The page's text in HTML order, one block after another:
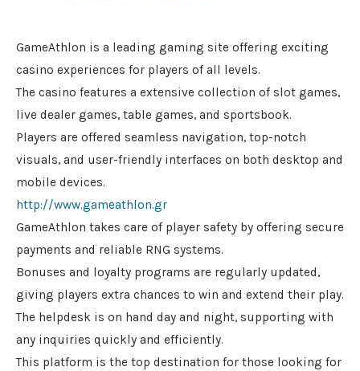
GameAthlon is a leading gaming site offering exciting
casino experiences for players of all levels.
The casino features a extensive collection of slot games,
live dealer games, table games, and sportsbook.
Players are offered seamless navigation, top-notch
visuals, and user-friendly interfaces on both desktop and
mobile devices.
http://www.gameathlon.gr
GameAthlon takes care of player safety by offering secure
payments and reliable RNG systems.
Bonuses and loyalty programs are regularly updated,
giving players extra chances to win and extend their play.
The helpdesk is on hand day and night, supporting with
any inquiries quickly and efficiently.
This platform is the top destination for those looking for